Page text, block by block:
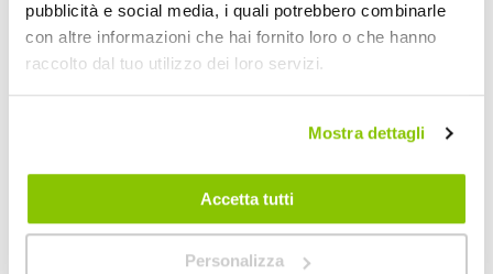
pubblicità e social media, i quali potrebbero combinarle
con altre informazioni che hai fornito loro o che hanno
raccolto dal tuo utilizzo dei loro servizi.
Mostra dettagli
Accetta tutti
Personalizza
Nero
1
BARRACUDA